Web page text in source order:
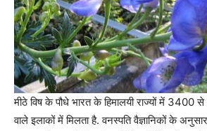
मीठे विष के पौधे भारत के हिमालयी राज्यों में 3400
वाले इलाकों में मिलता है. वनस्पति वैज्ञानिकों के